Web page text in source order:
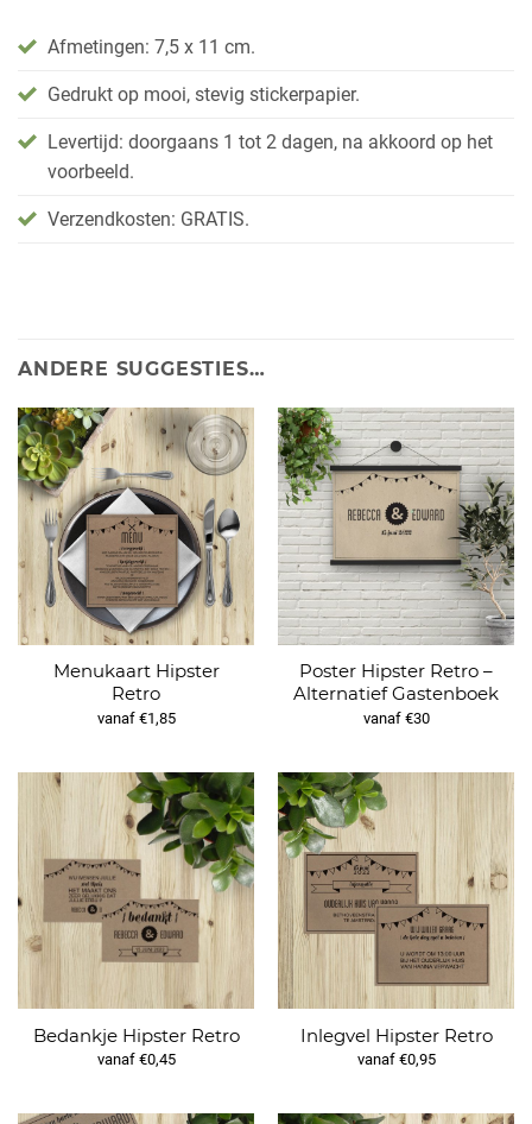
Afmetingen: 7,5 x 11 cm.
Gedrukt op mooi, stevig stickerpapier.
Levertijd: doorgaans 1 tot 2 dagen, na akkoord op het
voorbeeld.
Verzendkosten: GRATIS.
ANDERE SUGGESTIES…
Menukaart Hipster
Retro
vanaf €1,85
Poster Hipster Retro –
Alternatief Gastenboek
vanaf €30
Bedankje Hipster Retro
vanaf €0,45
Inlegvel Hipster Retro
vanaf €0,95